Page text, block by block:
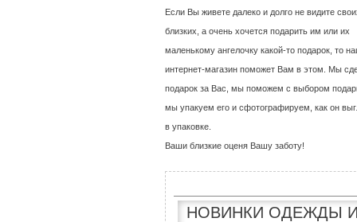
Если Вы живете далеко и долго не видите
близких, а очень хочется подарить им или их
маленькому ангелочку какой-то подарок, то
интернет-магазин поможет Вам в этом. Мы
подарок за Вас, мы поможем с выбором
мы упакуем его и сфотографируем, как он
в упаковке.
Ваши близкие оценя Вашу заботу!
НОВИНКИ ОДЕЖДЫ